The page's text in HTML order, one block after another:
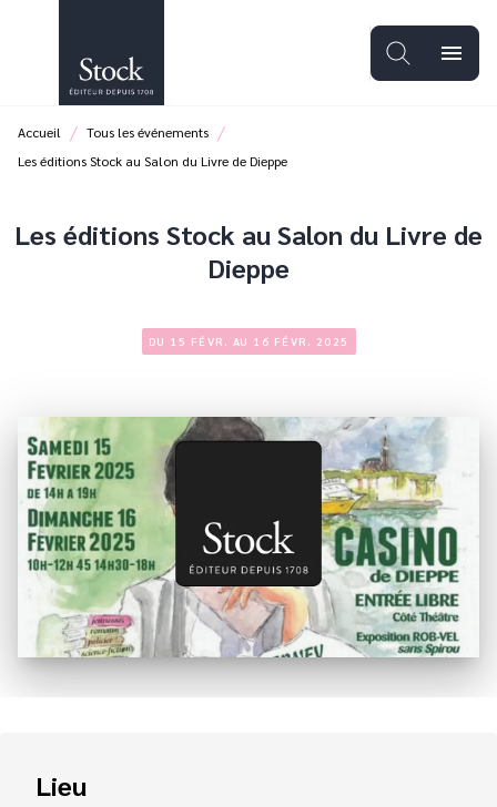
PIED DE PAGE
menu
Accueil / Tous les événements /
Les éditions Stock au Salon du Livre de Dieppe
Les éditions Stock au Salon du Livre de
Dieppe
DU 15 FÉVR. AU 16 FÉVR. 2025
Lieu